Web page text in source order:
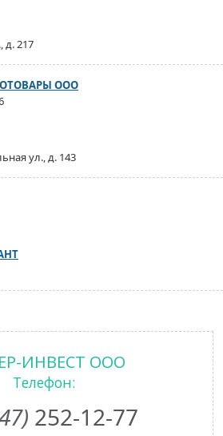
д. 217
ООО
ул., д. 143
ИНВЕСТ ООО
Телефон:
252-12-77